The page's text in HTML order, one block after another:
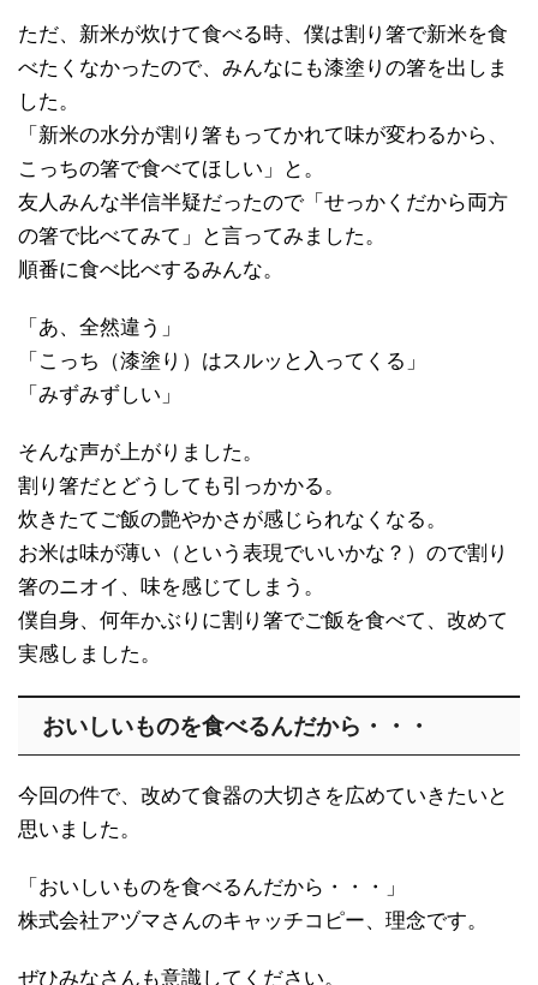
ただ、新米が炊けて食べる時、僕は割り箸で新米を食
べたくなかったので、みんなにも漆塗りの箸を出しま
した。
「新米の水分が割り箸もってかれて味が変わるから、
こっちの箸で食べてほしい」と。
友人みんな半信半疑だったので「せっかくだから両方
の箸で比べてみて」と言ってみました。
順番に食べ比べするみんな。
「あ、全然違う」
「こっち（漆塗り）はスルッと入ってくる」
「みずみずしい」
そんな声が上がりました。
割り箸だとどうしても引っかかる。
炊きたてご飯の艶やかさが感じられなくなる。
お米は味が薄い（という表現でいいかな？）ので割り
箸のニオイ、味を感じてしまう。
僕自身、何年かぶりに割り箸でご飯を食べて、改めて
実感しました。
おいしいものを食べるんだから・・・
今回の件で、改めて食器の大切さを広めていきたいと
思いました。
「おいしいものを食べるんだから・・・」
株式会社アヅマさんのキャッチコピー、理念です。
ぜひみなさんも意識してください。